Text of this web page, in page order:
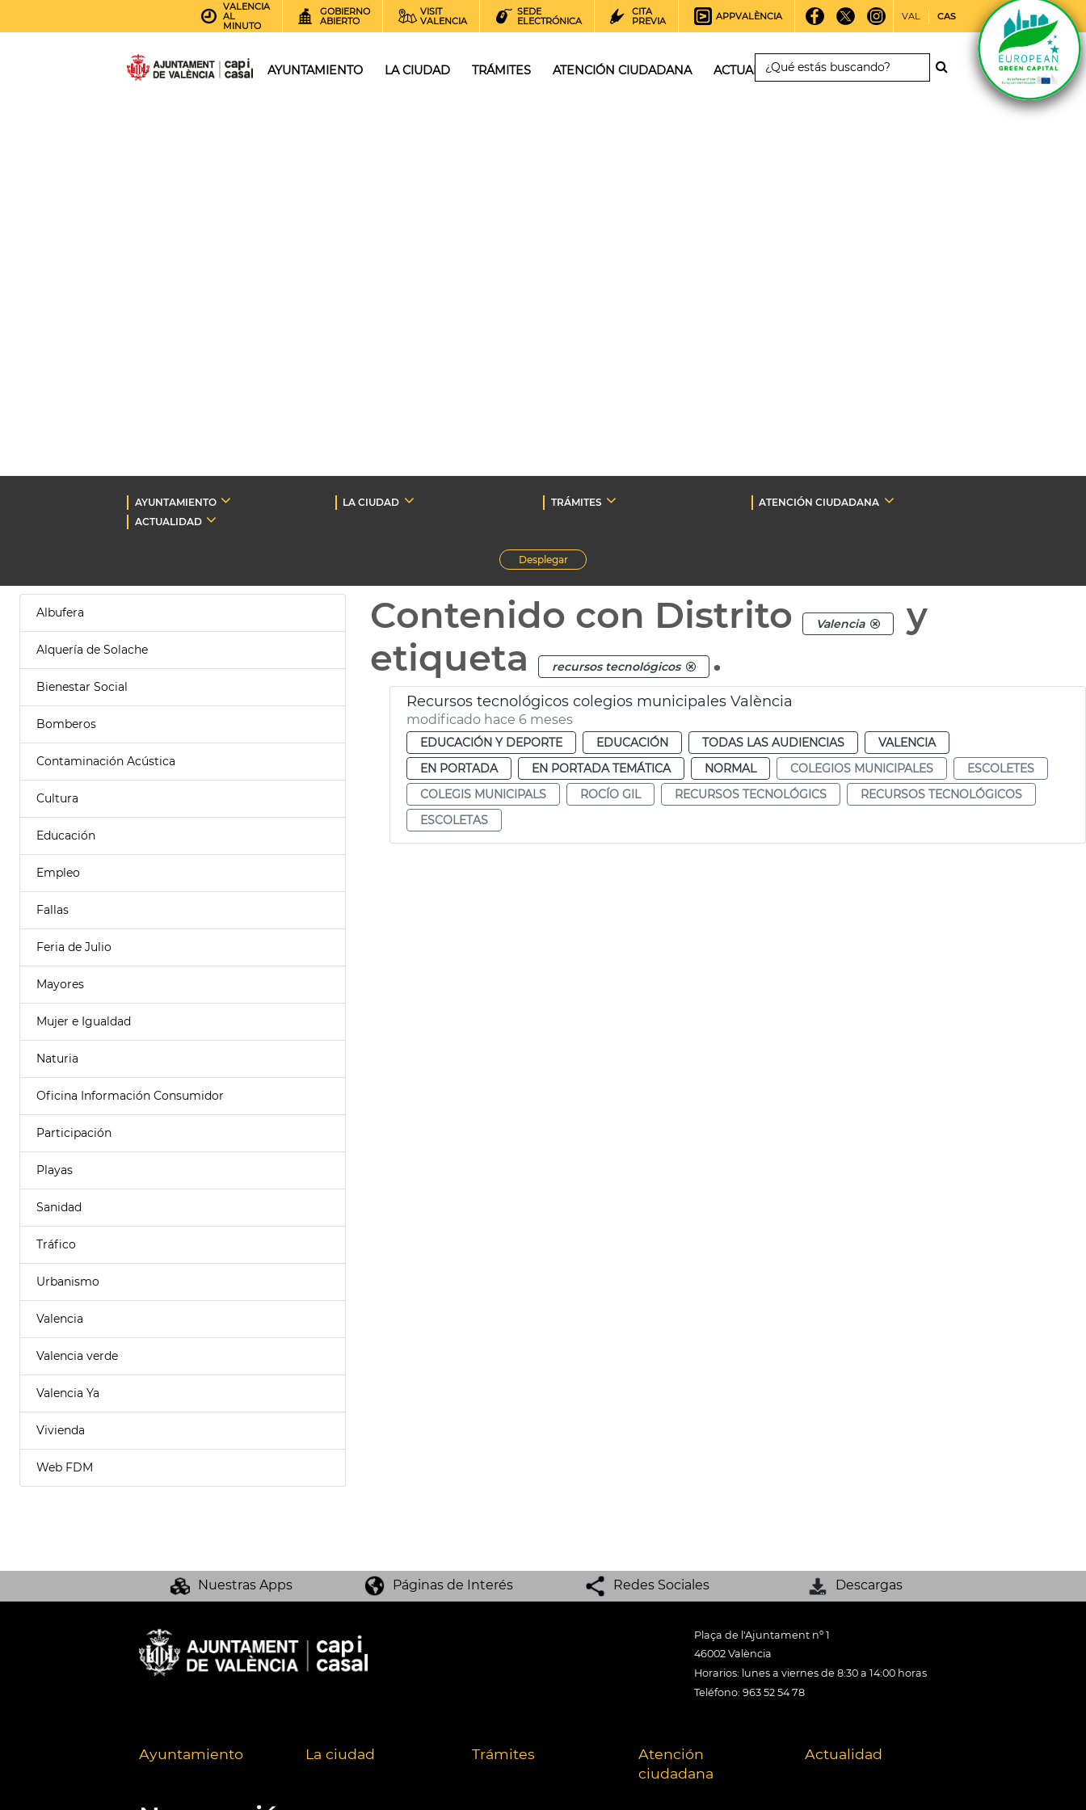
VALENCIA
AL
MINUTO
GOBIERNO
ABIERTO
VISIT
VALENCIA
SEDE
ELECTRÓNICA
CITA
PREVIA
APPVALÈNCIA VAL CAS
AYUNTAMIENTO LA CIUDAD TRÁMITES ATENCIÓN CIUDADANA ACTUALIDAD
AYUNTAMIENTO LA CIUDAD TRÁMITES
ATENCIÓN CIUDADANA
ACTUALIDAD
Desplegar
Albufera
Alquería de Solache
Bienestar Social
Bomberos
Contaminación Acústica
Cultura
Educación
Empleo
Fallas
Feria de Julio
Mayores
Mujer e Igualdad
Naturia
Oficina Información Consumidor
Participación
Playas
Sanidad
Tráfico
Urbanismo
Valencia
Valencia verde
Valencia Ya
Vivienda
Web FDM
Contenido con Distrito Valencia
y
etiqueta
recursos tecnológicos .
Recursos tecnológicos colegios municipales València
modificado hace 6 meses
EDUCACIÓN Y DEPORTE EDUCACIÓN TODAS LAS AUDIENCIAS
VALENCIA
EN PORTADA
EN PORTADA TEMÁTICA NORMAL COLEGIOS MUNICIPALES
ESCOLETES
COLEGIS MUNICIPALS
ROCÍO GIL RECURSOS TECNOLÓGICS
RECURSOS TECNOLÓGICOS
ESCOLETAS
Nuestras Apps Páginas de Interés Redes Sociales Descargas
Plaça de l'Ajuntament nº 1
46002 València
Horarios: lunes a viernes de 8:30 a 14:00 horas
Teléfono: 963 52 54 78
Ayuntamiento La ciudad Trámites
Atención
ciudadana
Actualidad